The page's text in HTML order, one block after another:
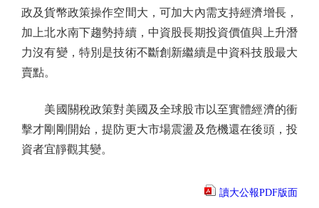
政及貨幣政策操作空間大，可加大內需支持經濟增長，
加上北水南下趨勢持續，中資股長期投資價值與上升潛
力沒有變，特別是技術不斷創新繼續是中資科技股最大
賣點。
美國關稅政策對美國及全球股市以至實體經濟的衝
擊才剛剛開始，提防更大市場震盪及危機還在後頭，投
資者宜靜觀其變。
讀大公報PDF版面